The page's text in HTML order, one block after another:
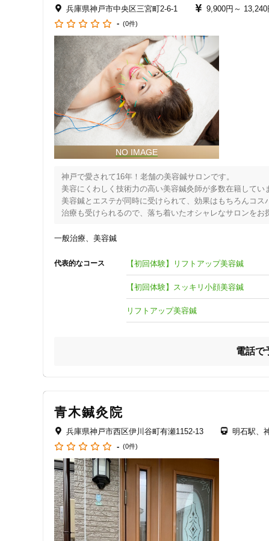
クレカ可
キーワード
兵庫県神戸市中央区三宮町2-6-1 9,900円～ 13,240
- (0件)
神戸で愛されて16年！老舗の美容鍼サロンです。
美容にくわしく技術力の高い美容鍼灸師が多数在籍してい
美容鍼とエステが同時に受けられて、効果はもちろんコス
治療も受けられるので、落ち着いたオシャレなサロンをお
一般治療 美容鍼
代表的なコース 【初回体験】リフトアップ美容鍼
【初回体験】スッキリ小顔美容鍼
リフトアップ美容鍼
電話で
青木鍼灸院
兵庫県神戸市西区伊川谷町有瀬1152-13 明石駅、
- (0件)